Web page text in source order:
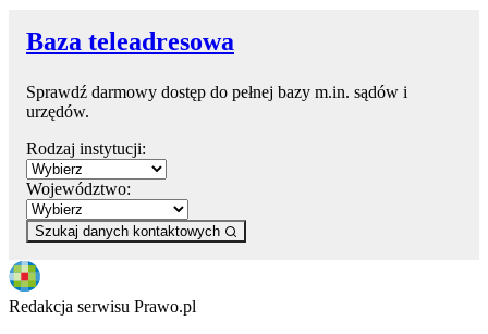
Baza teleadresowa
Sprawdź darmowy dostęp do pełnej bazy m.in. sądów i
urzędów.
Rodzaj instytucji:
Województwo:
Szukaj danych kontaktowych
Redakcja serwisu Prawo.pl